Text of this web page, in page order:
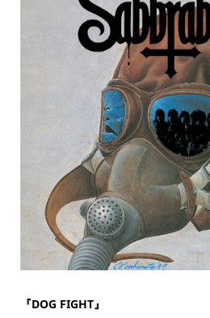
『DOG FIGHT』